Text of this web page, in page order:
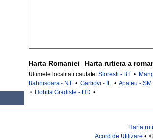
Harta Romaniei Harta rutiera a
Ultimele localitati cautate: Storesti - BT •
Bahnisoara - NT • Garbovi - IL • Apateu - SM
• Hobita Gradiste - HD •
Harta
Acord de Utilizare •